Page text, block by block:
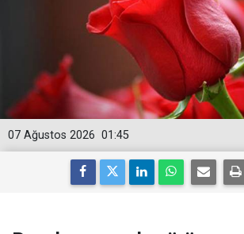
01:45
07 Ağustos 2026